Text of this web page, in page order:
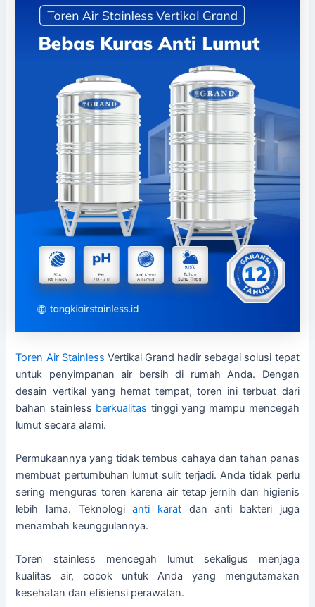
Toren Air Stainless Vertikal Grand hadir sebagai solusi tepat
untuk penyimpanan air bersih di rumah Anda. Dengan
desain vertikal yang hemat tempat, toren ini terbuat dari
bahan stainless berkualitas tinggi yang mampu mencegah
lumut secara alami.
Permukaannya yang tidak tembus cahaya dan tahan panas
membuat pertumbuhan lumut sulit terjadi. Anda tidak perlu
sering menguras toren karena air tetap jernih dan higienis
lebih lama. Teknologianti karat dan anti bakteri juga
menambah keunggulannya.
Toren stainless mencegah lumut sekaligus menjaga
kualitas air, cocok untuk Anda yang mengutamakan
kesehatan dan efisiensi perawatan.